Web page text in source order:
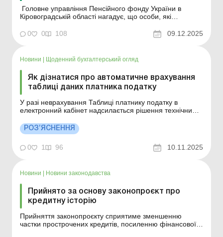
Головне управління Пенсійного фонду України в
Кіровоградській області нагадує, що особи, які
які проживають на тимчасово окупованих Російською
Федерацією територіях України (далі - ТОТ): повинні
0 0 108 09.12.2025
Новини Щоденний бухгалтерський огляд
Як дізнатися про автоматичне врахування
таблиці даних платника податку
У разі неврахування Таблиці платнику податку в
електронний кабінет надсилається рішення технічними
формі, з дотриманням вимог ПКУ, Законів № 851 та №
2155, а інформація про автоматичне врахування
Таблиці зазначається у другій квитанції. Більше за
темою:...
РОЗ’ЯСНЕННЯ
0 1 96 10.11.2025
Новини Новини законодавства
Прийнято за основу законопроєкт про
кредитну історію
Прийняття законопроєкту сприятиме зменшенню
частки прострочених кредитів, посиленню фінансової